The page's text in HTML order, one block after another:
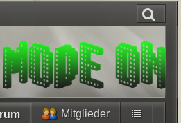
Mitglieder